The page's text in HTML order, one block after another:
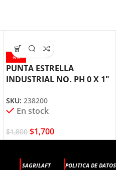
-6%
PUNTA ESTRELLA
INDUSTRIAL NO. PH 0 X 1″
SKU: 238200
En stock
$1,800 $1,700
SAGRILAFT POLITICA DE DATOS